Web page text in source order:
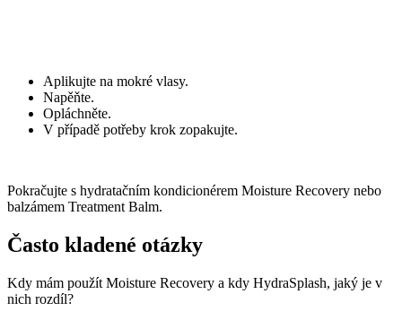
Aplikujte na mokré vlasy.
Napěňte.
Opláchněte.
V případě potřeby krok zopakujte.
Pokračujte s hydratačním kondicionérem Moisture Recovery nebo
balzámem Treatment Balm.
Často kladené otázky
Kdy mám použít Moisture Recovery a kdy HydraSplash, jaký je v
nich rozdíl?